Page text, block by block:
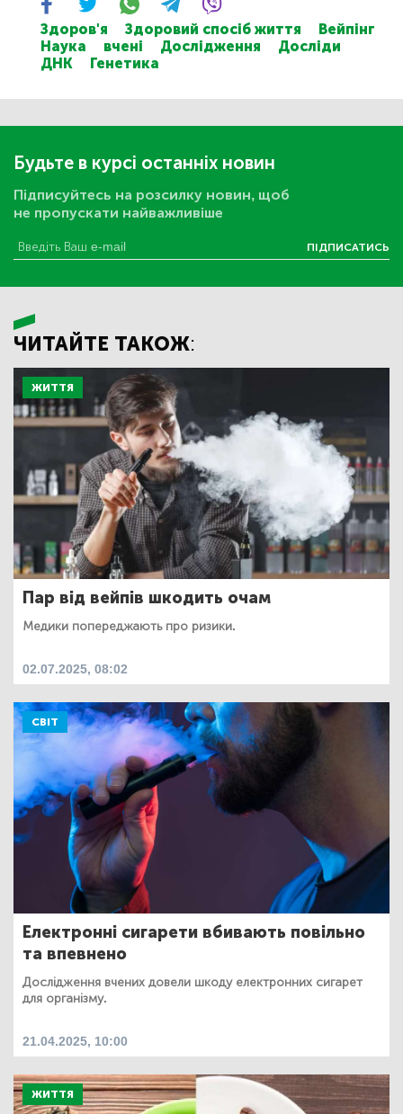
Здоров'я Здоровий спосіб життя
Вейпінг
Наука
вчені Дослідження
Досліди
ДНК
Генетика
Будьте в курсі останніх новин
Підписуйтесь на розсилку новин, щоб
не пропускати найважливіше
ПІДПИСАТИСЬ
ЧИТАЙТЕ ТАКОЖ:
ЖИТТЯ
Пар від вейпів шкодить очам
Медики попереджають про ризики.
02.07.2025, 08:02
СВІТ
Електронні сигарети вбивають повільно
та впевнено
Дослідження вчених довели шкоду електронних сигарет
для організму.
21.04.2025, 10:00
ЖИТТЯ